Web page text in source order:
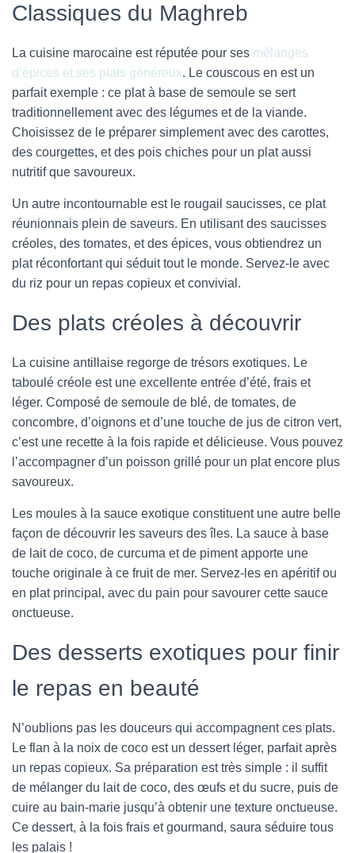
Classiques du Maghreb
La cuisine marocaine est réputée pour ses mélanges
d’épices et ses plats généreux. Le couscous en est un
parfait exemple : ce plat à base de semoule se sert
traditionnellement avec des légumes et de la viande.
Choisissez de le préparer simplement avec des carottes,
des courgettes, et des pois chiches pour un plat aussi
nutritif que savoureux.
Un autre incontournable est le rougail saucisses, ce plat
réunionnais plein de saveurs. En utilisant des saucisses
créoles, des tomates, et des épices, vous obtiendrez un
plat réconfortant qui séduit tout le monde. Servez-le avec
du riz pour un repas copieux et convivial.
Des plats créoles à découvrir
La cuisine antillaise regorge de trésors exotiques. Le
taboulé créole est une excellente entrée d’été, frais et
léger. Composé de semoule de blé, de tomates, de
concombre, d’oignons et d’une touche de jus de citron vert,
c’est une recette à la fois rapide et délicieuse. Vous pouvez
l’accompagner d’un poisson grillé pour un plat encore plus
savoureux.
Les moules à la sauce exotique constituent une autre belle
façon de découvrir les saveurs des îles. La sauce à base
de lait de coco, de curcuma et de piment apporte une
touche originale à ce fruit de mer. Servez-les en apéritif ou
en plat principal, avec du pain pour savourer cette sauce
onctueuse.
Des desserts exotiques pour finir
le repas en beauté
N’oublions pas les douceurs qui accompagnent ces plats.
Le flan à la noix de coco est un dessert léger, parfait après
un repas copieux. Sa préparation est très simple : il suffit
de mélanger du lait de coco, des œufs et du sucre, puis de
cuire au bain-marie jusqu’à obtenir une texture onctueuse.
Ce dessert, à la fois frais et gourmand, saura séduire tous
les palais !